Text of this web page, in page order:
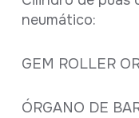
neumático:
GEM ROLLER
ÓRGANO DE